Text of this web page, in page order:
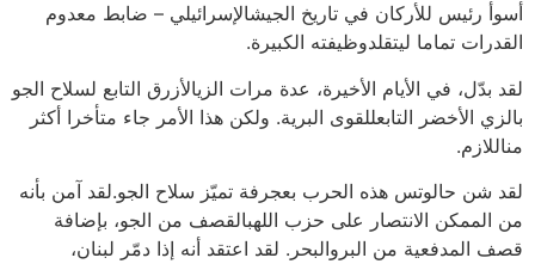
أسوأ رئيس للأركان في تاريخ الجيشالإسرائيلي – ضابط معدوم
القدرات تماما ليتقلدوظيفته الكبيرة.
لقد بدّل، في الأيام الأخيرة، عدة مرات الزيالأزرق التابع لسلاح الجو
بالزي الأخضر التابعللقوى البرية. ولكن هذا الأمر جاء متأخرا أكثر
مناللازم.
لقد شن حالوتس هذه الحرب بعجرفة تميّز سلاح الجو.لقد آمن بأنه
من الممكن الانتصار على حزب اللهبالقصف من الجو، بإضافة
قصف المدفعية من البروالبحر. لقد اعتقد أنه إذا دمّر لبنان،